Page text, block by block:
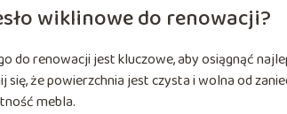
wiklinowe do renowacji?
do renowacji jest kluczowe, aby osiągnąć
się, że powierzchnia jest czysta i wolna od
mebla.